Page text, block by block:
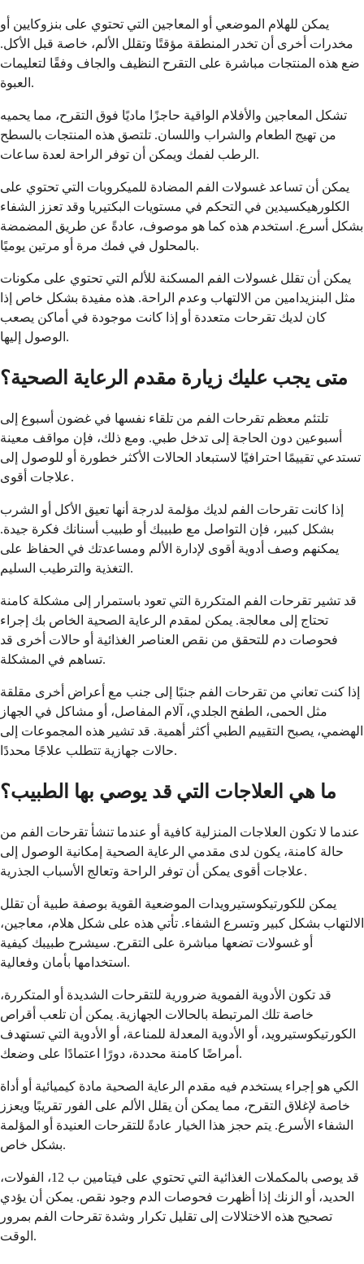
يمكن للهلام الموضعي أو المعاجين التي تحتوي على بنزوكايين أو
مخدرات أخرى أن تخدر المنطقة مؤقتًا وتقلل الألم، خاصة قبل الأكل.
ضع هذه المنتجات مباشرة على التقرح النظيف والجاف وفقًا لتعليمات
العبوة.
تشكل المعاجين والأفلام الواقية حاجزًا ماديًا فوق التقرح، مما يحميه
من تهيج الطعام والشراب واللسان. تلتصق هذه المنتجات بالسطح
الرطب لفمك ويمكن أن توفر الراحة لعدة ساعات.
يمكن أن تساعد غسولات الفم المضادة للميكروبات التي تحتوي على
الكلورهيكسيدين في التحكم في مستويات البكتيريا وقد تعزز الشفاء
بشكل أسرع. استخدم هذه كما هو موصوف، عادةً عن طريق المضمضة
بالمحلول في فمك مرة أو مرتين يوميًا.
يمكن أن تقلل غسولات الفم المسكنة للألم التي تحتوي على مكونات
مثل البنزيدامين من الالتهاب وعدم الراحة. هذه مفيدة بشكل خاص إذا
كان لديك تقرحات متعددة أو إذا كانت موجودة في أماكن يصعب
الوصول إليها.
متى يجب عليك زيارة مقدم الرعاية الصحية؟
تلتئم معظم تقرحات الفم من تلقاء نفسها في غضون أسبوع إلى
أسبوعين دون الحاجة إلى تدخل طبي. ومع ذلك، فإن مواقف معينة
تستدعي تقييمًا احترافيًا لاستبعاد الحالات الأكثر خطورة أو للوصول إلى
علاجات أقوى.
إذا كانت تقرحات الفم لديك مؤلمة لدرجة أنها تعيق الأكل أو الشرب
بشكل كبير، فإن التواصل مع طبيبك أو طبيب أسنانك فكرة جيدة.
يمكنهم وصف أدوية أقوى لإدارة الألم ومساعدتك في الحفاظ على
التغذية والترطيب السليم.
قد تشير تقرحات الفم المتكررة التي تعود باستمرار إلى مشكلة كامنة
تحتاج إلى معالجة. يمكن لمقدم الرعاية الصحية الخاص بك إجراء
فحوصات دم للتحقق من نقص العناصر الغذائية أو حالات أخرى قد
تساهم في المشكلة.
إذا كنت تعاني من تقرحات الفم جنبًا إلى جنب مع أعراض أخرى مقلقة
مثل الحمى، الطفح الجلدي، آلام المفاصل، أو مشاكل في الجهاز
الهضمي، يصبح التقييم الطبي أكثر أهمية. قد تشير هذه المجموعات إلى
حالات جهازية تتطلب علاجًا محددًا.
ما هي العلاجات التي قد يوصي بها الطبيب؟
عندما لا تكون العلاجات المنزلية كافية أو عندما تنشأ تقرحات الفم من
حالة كامنة، يكون لدى مقدمي الرعاية الصحية إمكانية الوصول إلى
علاجات أقوى يمكن أن توفر الراحة وتعالج الأسباب الجذرية.
يمكن للكورتيكوستيرويدات الموضعية القوية بوصفة طبية أن تقلل
الالتهاب بشكل كبير وتسرع الشفاء. تأتي هذه على شكل هلام، معاجين،
أو غسولات تضعها مباشرة على التقرح. سيشرح طبيبك كيفية
استخدامها بأمان وفعالية.
قد تكون الأدوية الفموية ضرورية للتقرحات الشديدة أو المتكررة،
خاصة تلك المرتبطة بالحالات الجهازية. يمكن أن تلعب أقراص
الكورتيكوستيرويد، أو الأدوية المعدلة للمناعة، أو الأدوية التي تستهدف
أمراضًا كامنة محددة، دورًا اعتمادًا على وضعك.
الكي هو إجراء يستخدم فيه مقدم الرعاية الصحية مادة كيميائية أو أداة
خاصة لإغلاق التقرح، مما يمكن أن يقلل الألم على الفور تقريبًا ويعزز
الشفاء الأسرع. يتم حجز هذا الخيار عادةً للتقرحات العنيدة أو المؤلمة
بشكل خاص.
قد يوصى بالمكملات الغذائية التي تحتوي على فيتامين ب 12، الفولات،
الحديد، أو الزنك إذا أظهرت فحوصات الدم وجود نقص. يمكن أن يؤدي
تصحيح هذه الاختلالات إلى تقليل تكرار وشدة تقرحات الفم بمرور
الوقت.